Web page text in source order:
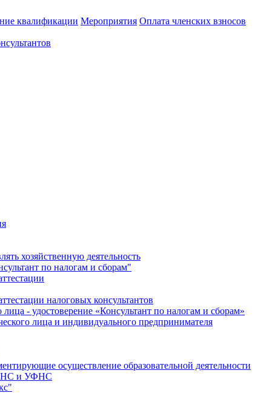
квалификации Мероприятия Оплата членских взносов
хозяйственную деятельность
по налогам и сборам"
налоговых консультантов
- удостоверение «Консультант по налогам и сборам»
лица и индивидуального предпринимателя
осуществление образовательной деятельности
ФНС и УФНС